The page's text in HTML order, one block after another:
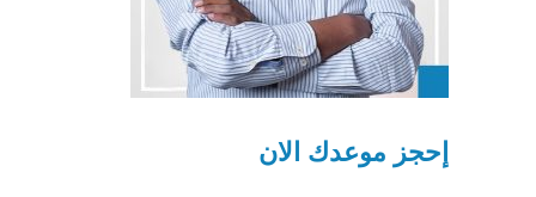
إحجز موعدك الان